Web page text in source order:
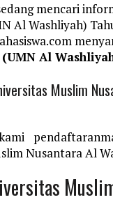
mencari
Al Washliyah)
Al
Muslim
Nusantara Al